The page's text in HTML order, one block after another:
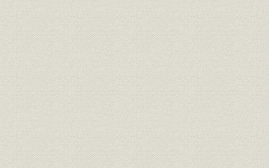
規則 三井家定則 明治一九年
経営;規則 井上伯へ呈上同族并重役誓約書 明治二三
経営;規則
三井銀行総長・副長ト相談役ト
ノ規約
明治二十
財務・業績 三井銀行 貸借総括表 明治二三
財務・業績 [三井銀行] 全店合併整理予算 明治二十
財務・業績
[三井銀行] 調書類之儘当時決算
之見込
明治二十